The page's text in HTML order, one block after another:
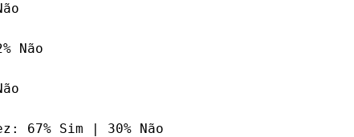
Não
67% Sim | 30% Não